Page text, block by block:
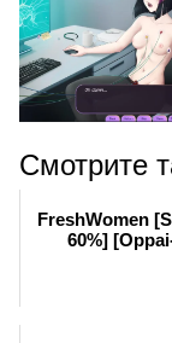
Смотрите
FreshWomen
60%]